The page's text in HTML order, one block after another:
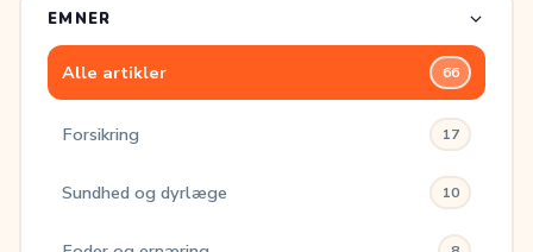
EMNER
Alle artikler 66
Forsikring 17
Sundhed og dyrlæge 10